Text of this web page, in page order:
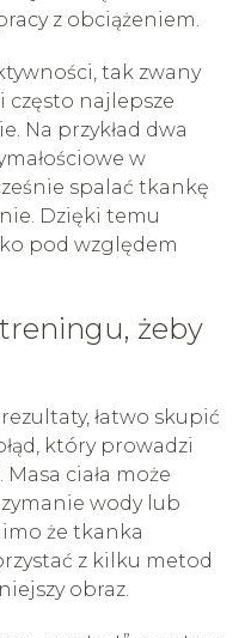
z obciążeniem.
tak zwany
często najlepsze
Na przykład dwa
w
spalać tkankę
Dzięki temu
pod względem
żeby
łatwo skupić
który prowadzi
ciała może
wody lub
że tkanka
z kilku metod
obraz.